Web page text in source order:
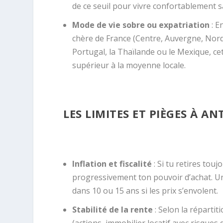
de ce seuil pour vivre confortablement
Mode de vie sobre ou expatriation :
chère de France (Centre, Auvergne,
Portugal, la Thaïlande ou le Mexique,
supérieur à la moyenne locale.
LES LIMITES ET PIÈGES À
Inflation et fiscalité : Si tu retires
progressivement ton pouvoir d’achat.
dans 10 ou 15 ans si les prix s’envolent.
Stabilité de la rente : Selon la